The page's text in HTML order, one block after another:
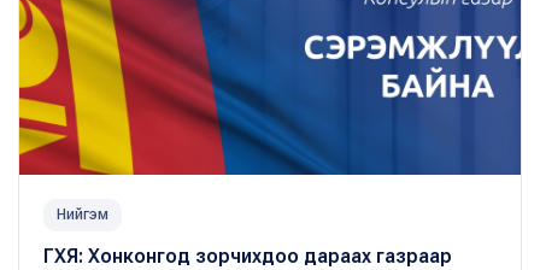
Нийгэм
ГХЯ: Хонконгод зорчихдоо дараах газраар